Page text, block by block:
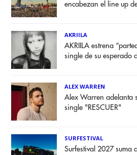
encabezan el line up
AKRIILA
AKRIILA estrena
single de su esperado
ALEX WARREN
Alex Warren adelanta
single "RESCUER"
SURFESTIVAL
Surfestival 2027 suma